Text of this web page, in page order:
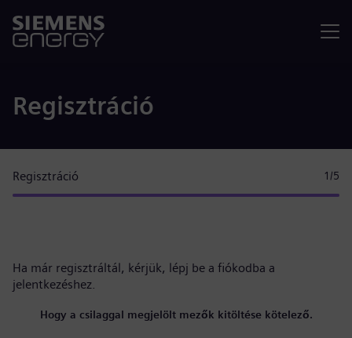
Regisztráció
Regisztráció 1 /5
Ha már regisztráltál, kérjük, lépj be a fiókodba a
jelentkezéshez.
Hogy a csilaggal megjelölt mezők kitöltése kötelező.